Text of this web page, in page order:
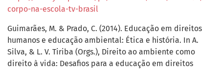
corpo-na-escola-tv-brasil
Guimarães, M. & Prado, C. (2014). Educação em direitos
humanos e educação ambiental: Ética e história. In A.
Silva, & L. V. Tiriba (Orgs.), Direito ao ambiente como
direito à vida: Desafios para a educação em direitos